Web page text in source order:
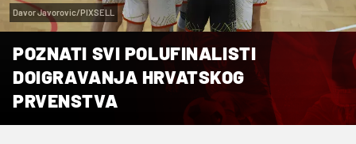
Davor Javorovic/PIXSELL
POZNATI SVI POLUFINALISTI
DOIGRAVANJA HRVATSKOG
PRVENSTVA